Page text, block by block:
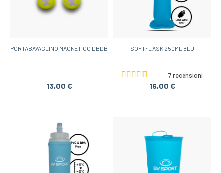
PORTABAVAGLINO MAGNETICO DBDB
13,00 €
SOFTFLASK 250ML BLU
7 recensioni
16,00 €